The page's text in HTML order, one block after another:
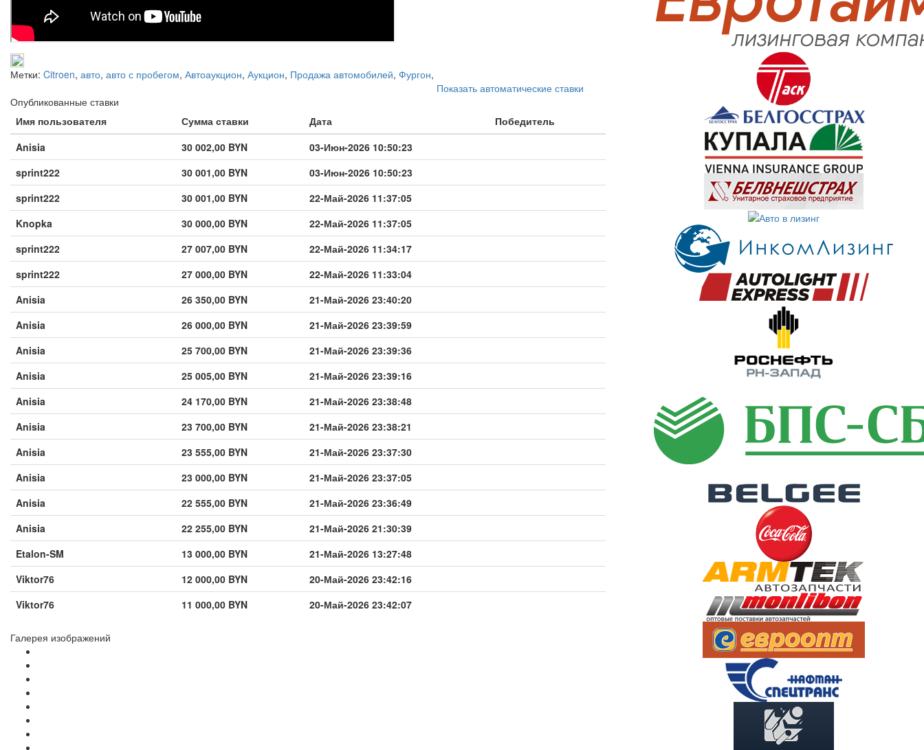
Метки: Citroen, авто, авто с пробегом, Автоаукцион, Аукцион, Продажа автомобилей, Фургон,
Показать автоматические ставки
Опубликованные ставки
Имя пользователя
Сумма ставки Дата
Победитель
Anisia
30 002,00 BYN
03-Июн-2026 10:50:23
sprint222
30 001,00 BYN
03-Июн-2026 10:50:23
sprint222
30 001,00 BYN
22-Май-2026 11:37:05
Knopka
30 000,00 BYN
22-Май-2026 11:37:05
sprint222
27 007,00 BYN
22-Май-2026 11:34:17
sprint222
27 000,00 BYN
22-Май-2026 11:33:04
Anisia
26 350,00 BYN
21-Май-2026 23:40:20
Anisia
26 000,00 BYN
21-Май-2026 23:39:59
Anisia
25 700,00 BYN
21-Май-2026 23:39:36
Anisia
25 005,00 BYN
21-Май-2026 23:39:16
Anisia
24 170,00 BYN
21-Май-2026 23:38:48
Anisia
23 700,00 BYN
21-Май-2026 23:38:21
Anisia
23 555,00 BYN
21-Май-2026 23:37:30
Anisia
23 000,00 BYN
21-Май-2026 23:37:05
Anisia
22 555,00 BYN
21-Май-2026 23:36:49
Anisia
22 255,00 BYN
21-Май-2026 21:30:39
Etalon-SM
13 000,00 BYN
21-Май-2026 13:27:48
Viktor76
12 000,00 BYN
20-Май-2026 23:42:16
Viktor76
11 000,00 BYN 20-Май-2026 23:42:07
Галерея изображений